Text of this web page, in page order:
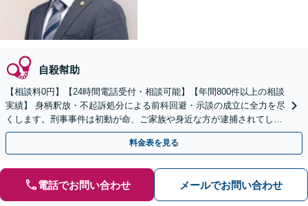
自殺幇助
【相談料0円】【24時間電話受付・相談可能】【年間800件以上の相談
実績】 身柄釈放・不起訴処分による前科回避・示談の成立に全力を尽
くします。刑事事件は初動が命、ご家族や身近な方が逮捕されてしま
ったら一刻も早くお電話ください。
料金表を見る
電話でお問い合わせ メールでお問い合わせ